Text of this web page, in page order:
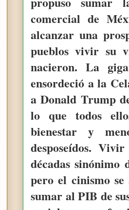
comercial de
alcanzar una
pueblos vivir su
nacieron. La
ensordeció a la
a Donald Trump
lo que todos
bienestar y
desposeídos.
décadas sinónimo
pero el cinismo
sumar al PIB de